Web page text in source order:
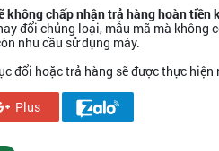
không chấp nhận trả hàng hoàn tiền
đổi chủng loại, mẫu mã mà không
nhu cầu sử dụng máy.
đổi hoặc trả hàng sẽ được thực
Plus